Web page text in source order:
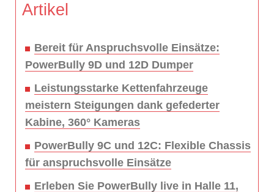
Artikel
Bereit für Anspruchsvolle Einsätze:
PowerBully 9D und 12D Dumper
Leistungsstarke Kettenfahrzeuge
meistern Steigungen dank gefederter
Kabine, 360° Kameras
PowerBully 9C und 12C: Flexible Chassis
für anspruchsvolle Einsätze
Erleben Sie PowerBully live in Halle 11,